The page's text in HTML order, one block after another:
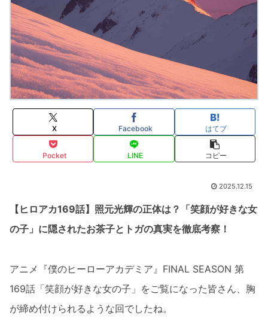
X Facebook はてブ
Pocket LINE コピー
2025.12.15
【ヒロアカ169話】照元光輝の正体は？「笑顔が好きな女
の子」に隠されたお茶子とトガの真実を徹底考察！
アニメ『僕のヒーローアカデミア』FINAL SEASON 第
169話「笑顔が好きな女の子」をご覧になった皆さん、胸
が締め付けられるような回でしたね。